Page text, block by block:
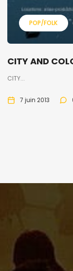
POP/FOLK
CITY AND
CITY...
7 juin 2013